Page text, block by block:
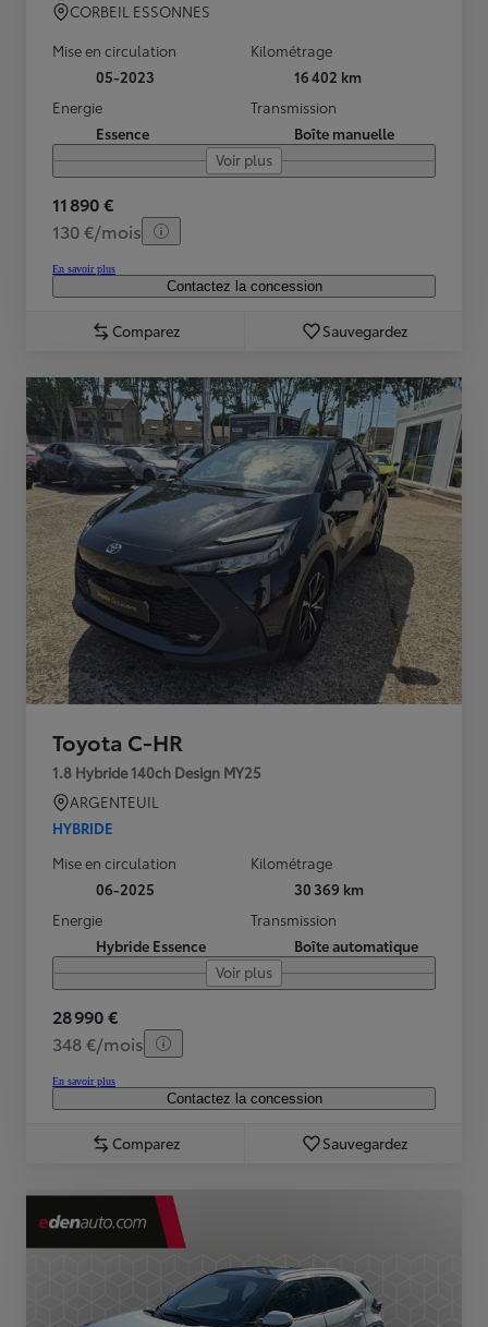
CORBEIL ESSONNES
Mise en circulation
05-2023
Kilométrage
16 402 km
Energie
Essence
Transmission
Boîte manuelle
Voir plus
11 890 €
130 €/mois
En savoir plus
Contactez la concession
Comparez Sauvegardez
Toyota C-HR
1.8 Hybride 140ch Design MY25
ARGENTEUIL
HYBRIDE
Mise en circulation
06-2025
Kilométrage
30 369 km
Energie
Hybride Essence
Transmission
Boîte automatique
Voir plus
28 990 €
348 €/mois
En savoir plus
Contactez la concession
Comparez Sauvegardez